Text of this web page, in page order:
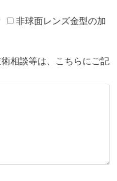
非球面レンズ金型の加
相談等は、こちらにご記